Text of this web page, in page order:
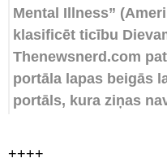
Mental Illness”
klasificēt ticību
Thenewsnerd.com
portāla lapas beigās
portāls, kura ziņas
++++